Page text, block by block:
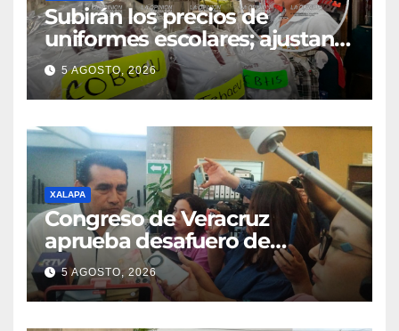
Subirán los precios de
uniformes escolares; ajustan
promociones
5 AGOSTO, 2026
XALAPA
Congreso de Veracruz
aprueba desafuero de
alcaldes de Ixhuatlán del
Sureste y Úrsulo Galván
5 AGOSTO, 2026